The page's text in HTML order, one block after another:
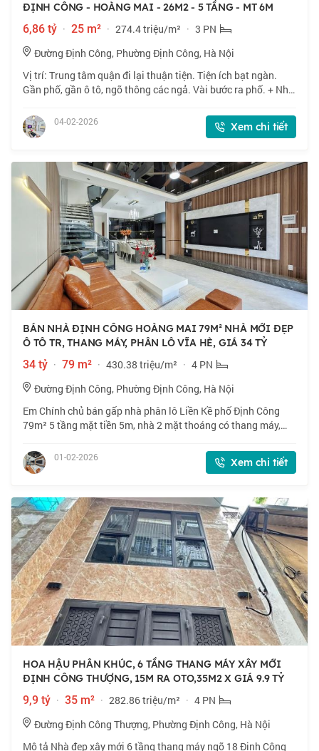
ĐỊNH CÔNG - HOÀNG MAI - 26M2 - 5 TẦNG - MT 6M
6,86 tỷ · 25 m² · 274.4 triệu/m² · 3 PN
Đường Định Công, Phường Định Công, Hà Nội
Vị trí: Trung tâm quận đi lại thuận tiện. Tiện ích bạt ngàn.
Gần phố, gần ô tô, ngõ thông các ngả. Vài bước ra phố. + Nhà
Tầng 1: phòng kh
04-02-2026 Xem chi tiết
BÁN NHÀ ĐỊNH CÔNG HOÀNG MAI 79M² NHÀ MỚI ĐẸP
Ô TÔ TR, THANG MÁY, PHÂN LÔ VĨA HÈ, GIÁ 34 TỶ
34 tỷ · 79 m² · 430.38 triệu/m² · 4 PN
Đường Định Công, Phường Định Công, Hà Nội
Em Chính chủ bán gấp nhà phân lô Liền Kề phố Định Công
79m² 5 tầng mặt tiền 5m, nhà 2 mặt thoáng có thang máy,
Công, gần Hồ Điều Hòa, bện
01-02-2026 Xem chi tiết
HOA HẬU PHÂN KHÚC, 6 TẦNG THANG MÁY XÂY MỚI
ĐỊNH CÔNG THƯỢNG, 15M RA OTO,35M2 X GIÁ 9.9 TỶ
9,9 tỷ · 35 m² · 282.86 triệu/m² · 4 PN
Đường Định Công Thượng, Phường Định Công, Hà Nội
Mô tả Nhà đẹp xây mới 6 tầng thang máy ngõ 18 Định Công